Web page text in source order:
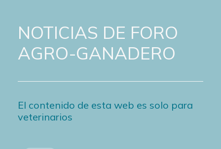
NOTICIAS DE FORO
AGRO-GANADERO
El contenido de esta web es solo para
veterinarios